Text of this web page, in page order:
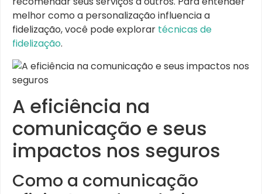
melhor como a personalização influencia a
fidelização, você pode explorar técnicas de
fidelização.
A eficiência na
comunicação e seus
impactos nos seguros
Como a comunicação